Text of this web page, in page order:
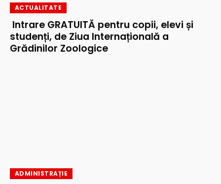
ACTUALITATE
Intrare GRATUITĂ pentru copii, elevi și
studenți, de Ziua Internațională a
Grădinilor Zoologice
ADMINISTRAȚIE